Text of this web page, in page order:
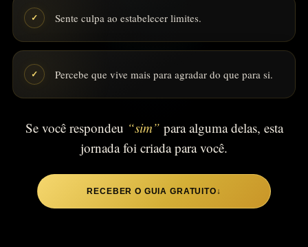
✓ Sente culpa ao estabelecer limites.
✓ Percebe que vive mais para agradar do que para si.
Se você respondeu “sim” para alguma delas, esta
jornada foi criada para você.
RECEBER O GUIA GRATUITO↓